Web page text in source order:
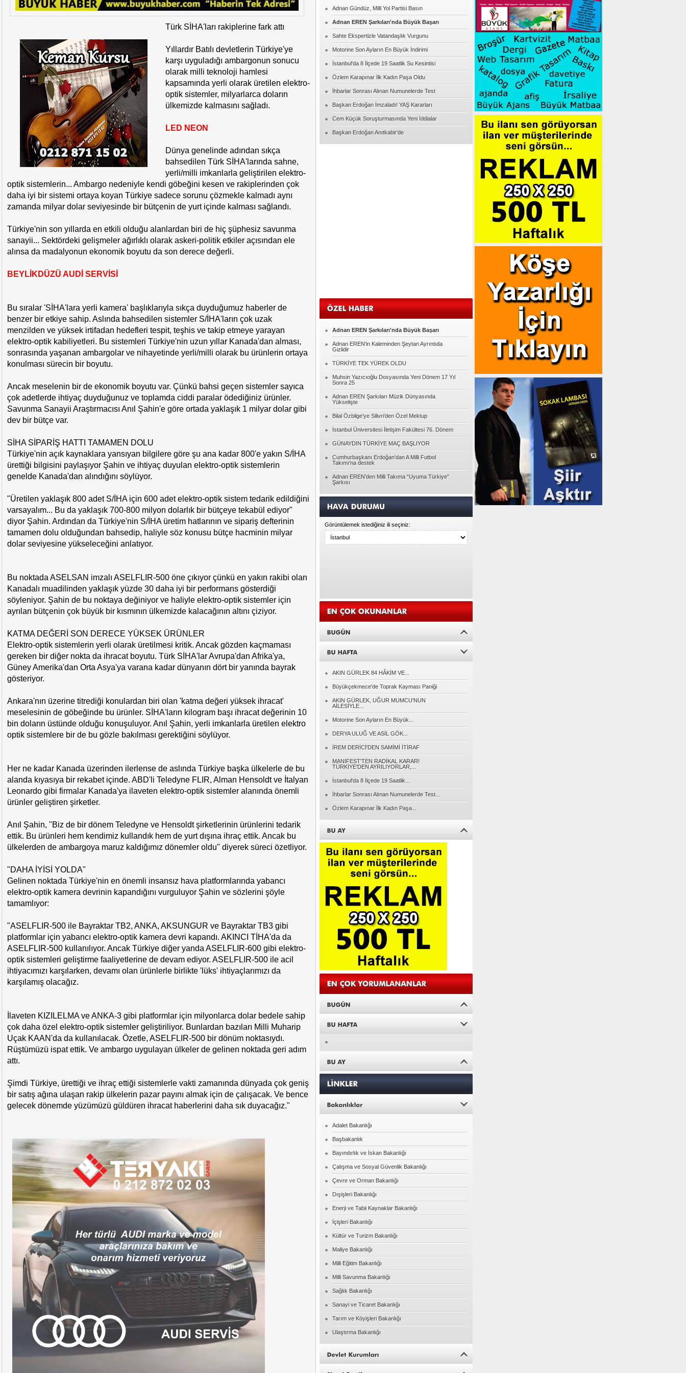
Türk SİHA'ları rakiplerine fark attı
Yıllardır Batılı devletlerin Türkiye'ye
karşı uyguladığı ambargonun sonucu
olarak milli teknoloji hamlesi
kapsamında yerli olarak üretilen elektro-
optik sistemler, milyarlarca doların
ülkemizde kalmasını sağladı.
LED NEON
Dünya genelinde adından sıkça
bahsedilen Türk SİHA'larında sahne,
yerli/milli imkanlarla geliştirilen elektro-
optik sistemlerin... Ambargo nedeniyle kendi göbeğini kesen ve rakiplerinden çok
daha iyi bir sistemi ortaya koyan Türkiye sadece sorunu çözmekle kalmadı aynı
zamanda milyar dolar seviyesinde bir bütçenin de yurt içinde kalması sağlandı.
Türkiye'nin son yıllarda en etkili olduğu alanlardan biri de hiç şüphesiz savunma
sanayii... Sektördeki gelişmeler ağırlıklı olarak askeri-politik etkiler açısından ele
alınsa da madalyonun ekonomik boyutu da son derece değerli.
BEYLİKDÜZÜ AUDİ SERVİSİ
Bu sıralar 'SİHA'lara yerli kamera' başlıklarıyla sıkça duyduğumuz haberler de
benzer bir etkiye sahip. Aslında bahsedilen sistemler S/İHA'ların çok uzak
menzilden ve yüksek irtifadan hedefleri tespit, teşhis ve takip etmeye yarayan
elektro-optik kabiliyetleri. Bu sistemleri Türkiye'nin uzun yıllar Kanada'dan alması,
sonrasında yaşanan ambargolar ve nihayetinde yerli/milli olarak bu ürünlerin ortaya
konulması sürecin bir boyutu.
Ancak meselenin bir de ekonomik boyutu var. Çünkü bahsi geçen sistemler sayıca
çok adetlerde ihtiyaç duyduğunuz ve toplamda ciddi paralar ödediğiniz ürünler.
Savunma Sanayii Araştırmacısı Anıl Şahin'e göre ortada yaklaşık 1 milyar dolar gibi
dev bir bütçe var.
SİHA SİPARİŞ HATTI TAMAMEN DOLU
Türkiye'nin açık kaynaklara yansıyan bilgilere göre şu ana kadar 800'e yakın S/İHA
ürettiği bilgisini paylaşıyor Şahin ve ihtiyaç duyulan elektro-optik sistemlerin
genelde Kanada'dan alındığını söylüyor.
"Üretilen yaklaşık 800 adet S/İHA için 600 adet elektro-optik sistem tedarik edildiğini
varsayalım... Bu da yaklaşık 700-800 milyon dolarlık bir bütçeye tekabül ediyor"
diyor Şahin. Ardından da Türkiye'nin S/İHA üretim hatlarının ve sipariş defterinin
tamamen dolu olduğundan bahsedip, haliyle söz konusu bütçe hacminin milyar
dolar seviyesine yükseleceğini anlatıyor.
Bu noktada ASELSAN imzalı ASELFLIR-500 öne çıkıyor çünkü en yakın rakibi olan
Kanadalı muadilinden yaklaşık yüzde 30 daha iyi bir performans gösterdiği
söyleniyor. Şahin de bu noktaya değiniyor ve haliyle elektro-optik sistemler için
ayrılan bütçenin çok büyük bir kısmının ülkemizde kalacağının altını çiziyor.
KATMA DEĞERİ SON DERECE YÜKSEK ÜRÜNLER
Elektro-optik sistemlerin yerli olarak üretilmesi kritik. Ancak gözden kaçmaması
gereken bir diğer nokta da ihracat boyutu. Türk SİHA'lar Avrupa'dan Afrika'ya,
Güney Amerika'dan Orta Asya'ya varana kadar dünyanın dört bir yanında bayrak
gösteriyor.
Ankara'nın üzerine titrediği konulardan biri olan 'katma değeri yüksek ihracat'
meselesinin de göbeğinde bu ürünler. SİHA'ların kilogram başı ihracat değerinin 10
bin doların üstünde olduğu konuşuluyor. Anıl Şahin, yerli imkanlarla üretilen elektro
optik sistemlere bir de bu gözle bakılması gerektiğini söylüyor.
Her ne kadar Kanada üzerinden ilerlense de aslında Türkiye başka ülkelerle de bu
alanda kıyasıya bir rekabet içinde. ABD'li Teledyne FLIR, Alman Hensoldt ve İtalyan
Leonardo gibi firmalar Kanada'ya ilaveten elektro-optik sistemler alanında önemli
ürünler geliştiren şirketler.
Anıl Şahin, "Biz de bir dönem Teledyne ve Hensoldt şirketlerinin ürünlerini tedarik
ettik. Bu ürünleri hem kendimiz kullandık hem de yurt dışına ihraç ettik. Ancak bu
ülkelerden de ambargoya maruz kaldığımız dönemler oldu" diyerek süreci özetliyor.
"DAHA İYİSİ YOLDA"
Gelinen noktada Türkiye'nin en önemli insansız hava platformlarında yabancı
elektro-optik kamera devrinin kapandığını vurguluyor Şahin ve sözlerini şöyle
tamamlıyor:
"ASELFLIR-500 ile Bayraktar TB2, ANKA, AKSUNGUR ve Bayraktar TB3 gibi
platformlar için yabancı elektro-optik kamera devri kapandı. AKINCI TİHA'da da
ASELFLIR-500 kullanılıyor. Ancak Türkiye diğer yanda ASELFLIR-600 gibi elektro-
optik sistemleri geliştirme faaliyetlerine de devam ediyor. ASELFLIR-500 ile acil
ihtiyacımızı karşılarken, devamı olan ürünlerle birlikte 'lüks' ihtiyaçlarımızı da
karşılamış olacağız.
İlaveten KIZILELMA ve ANKA-3 gibi platformlar için milyonlarca dolar bedele sahip
çok daha özel elektro-optik sistemler geliştiriliyor. Bunlardan bazıları Milli Muharip
Uçak KAAN'da da kullanılacak. Özetle, ASELFLIR-500 bir dönüm noktasıydı.
Rüştümüzü ispat ettik. Ve ambargo uygulayan ülkeler de gelinen noktada geri adım
attı.
Şimdi Türkiye, ürettiği ve ihraç ettiği sistemlerle vakti zamanında dünyada çok geniş
bir satış ağına ulaşan rakip ülkelerin pazar payını almak için de çalışacak. Ve bence
gelecek dönemde yüzümüzü güldüren ihracat haberlerini daha sık duyacağız."
Serap UZER
15 Temmuzdan kalanlar
İhsan ÜNLÜ
MUTLU YILLAR ÖĞRETMENİM
Hacıbekir Özarslan
FULBOL ASLA SADECE FUTBOL
DEGILDIR
Serkan TOKA
Şennur ROTA
Seksin Kumaşı
Abdulkadir YILMAZ
HER KONUYU ŞİDDETLE ÇÖZMEYE
ÇALIŞIYORUZ.
Kadir Kutlu
Çok mu zor?
Özgenur GEYVE
Pembe gözlüklerinizin dışında bir dünya
Tolga YAVUZ
Ghepetto'nun kütüğü Pinokyo
Pınar BAYÇINAR
Hasan KARAGÖZ
Allah'ın Laneti
DENGESİZLİK ÇAĞI DESEM
Adnan EREN
CİMER'e Giden Her İhbar Ciddiyetle
Değerlendirilmeli
Naci KONYAR
Gidenlerin Ardından
Müslüm SÖYLER
Cumhuriyet....
Özcan PEHLİVANOĞLU
KENDİ BİNDİĞİ DALI KESMEK!..
Adnan Gündüz, Milli Yol Partisi Basın
Adnan EREN Şarkıları'nda Büyük Başarı
Sahte Ekspertizle Vatandaşlık Vurgunu
Motorine Son Ayların En Büyük İndirimi
İstanbul'da 8 İlçede 19 Saatlik Su Kesintisi
Özlem Karapınar İlk Kadın Paşa Oldu
İhbarlar Sonrası Alınan Numunelerde Test
Başkan Erdoğan İmzaladı! YAŞ Kararları
Cem Küçük Soruşturmasında Yeni İddialar
Başkan Erdoğan Anıtkabir'de
Adnan EREN Şarkıları'nda Büyük Başarı
Adnan EREN'in Kaleminden Şeytan Ayrıntıda
Gizlidir
TÜRKİYE TEK YÜREK OLDU
Muhsin Yazıcıoğlu Dosyasında Yeni Dönem 17 Yıl
Sonra 25
Adnan EREN Şarkıları Müzik Dünyasında
Yükselişte
Bilal Özbilge’ye Silivri’den Özel Mektup
İstanbul Üniversitesi İletişim Fakültesi 76. Dönem
GÜNAYDIN TÜRKİYE MAÇ BAŞLIYOR
Cumhurbaşkanı Erdoğan'dan A Milli Futbol
Takımı'na destek
Adnan EREN’den Milli Takıma “Uyuma Türkiye”
Şarkısı
Görüntülemek istediğiniz ili seçiniz:
AKIN GÜRLEK 84 HÂKİM VE...
Büyükçekmece'de Toprak Kayması Paniği
AKIN GÜRLEK, UĞUR MUMCU'NUN
AİLESİYLE...
Motorine Son Ayların En Büyük...
DERYA ULUĞ VE ASİL GÖK...
İREM DERİCİ'DEN SAMİMİ İTİRAF
MANIFEST'TEN RADİKAL KARAR!
TÜRKİYE'DEN AYRILIYORLAR,...
İstanbul'da 8 İlçede 19 Saatlik...
İhbarlar Sonrası Alınan Numunelerde Test...
Özlem Karapınar İlk Kadın Paşa...
Adalet Bakanlığı
Başbakanlık
Bayındırlık ve İskan Bakanlığı
Çalışma ve Sosyal Güvenlik Bakanlığı
Çevre ve Orman Bakanlığı
Dışişleri Bakanlığı
Enerji ve Tabii Kaynaklar Bakanlığı
İçişleri Bakanlığı
Kültür ve Turizm Bakanlığı
Maliye Bakanlığı
Milli Eğitim Bakanlığı
Milli Savunma Bakanlığı
Sağlık Bakanlığı
Sanayi ve Ticaret Bakanlığı
Tarım ve Köyişleri Bakanlığı
Ulaştırma Bakanlığı